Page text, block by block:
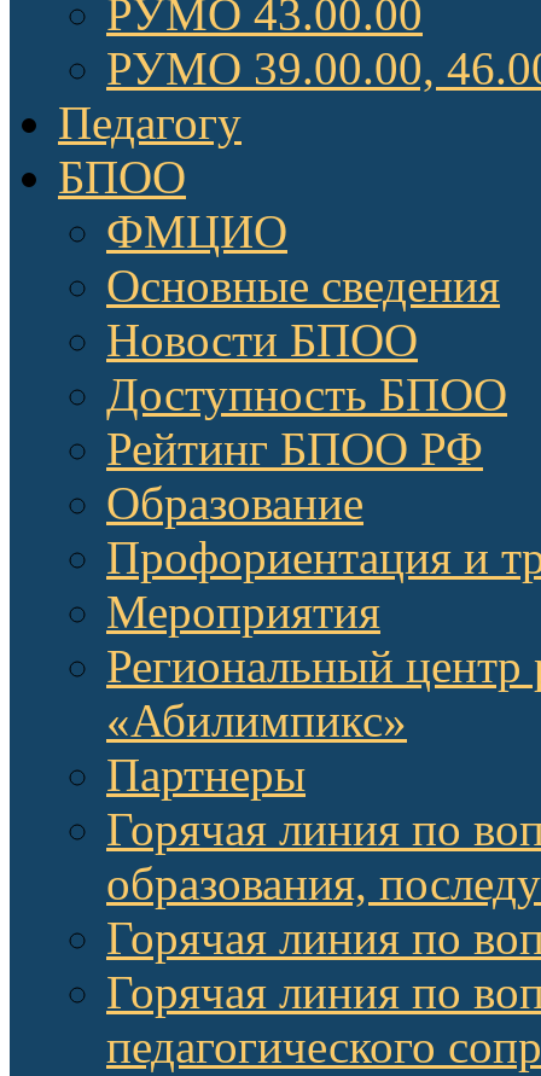
РУМО 43.00.00
РУМО 39.00.00,
Педагогу
БПОО
ФМЦИО
Основные сведения
Новости БПОО
Доступность БПОО
Рейтинг БПОО РФ
Образование
Профориентация и
Мероприятия
Региональный центр
«Абилимпикс»
Партнеры
Горячая линия по
образования,
Горячая линия по
Горячая линия по
педагогического